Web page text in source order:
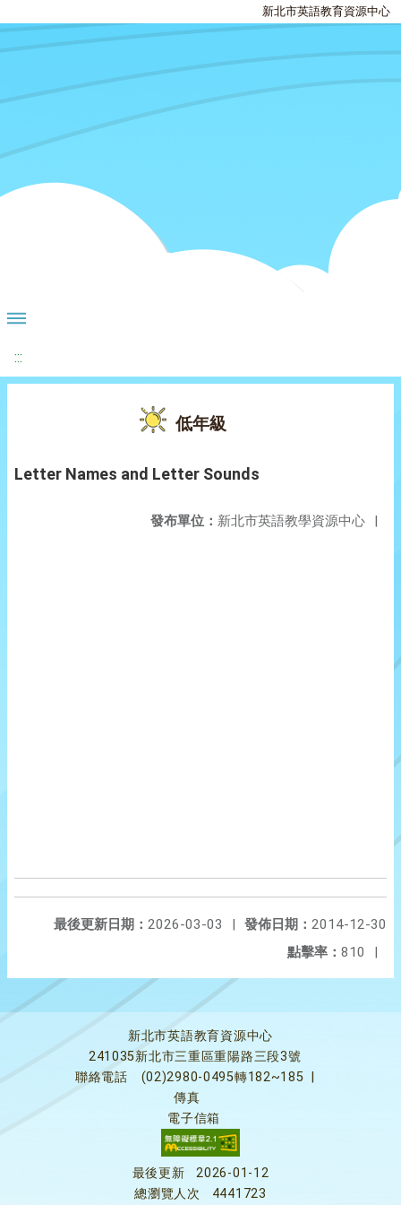
新北市英語教育資源中心
:::
低年級
Letter Names and Letter Sounds
發布單位： 新北市英語教學資源中心 |
發佈日期： 2014-12-30
最後更新日期： 2026-03-03
|
點擊率： 810 |
新北市英語教育資源中心
241035新北市三重區重陽路三段3號
聯絡電話
(02)2980-0495轉182~185
傳真
電子信箱
最後更新
2026-01-12
總瀏覽人次
4441723